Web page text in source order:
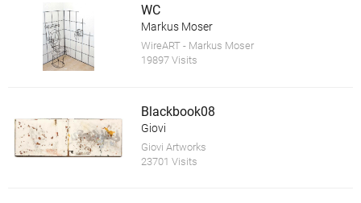
WC
Markus Moser
WireART - Markus Moser
19897 Visits
Blackbook08
Giovi
Giovi Artworks
23701 Visits